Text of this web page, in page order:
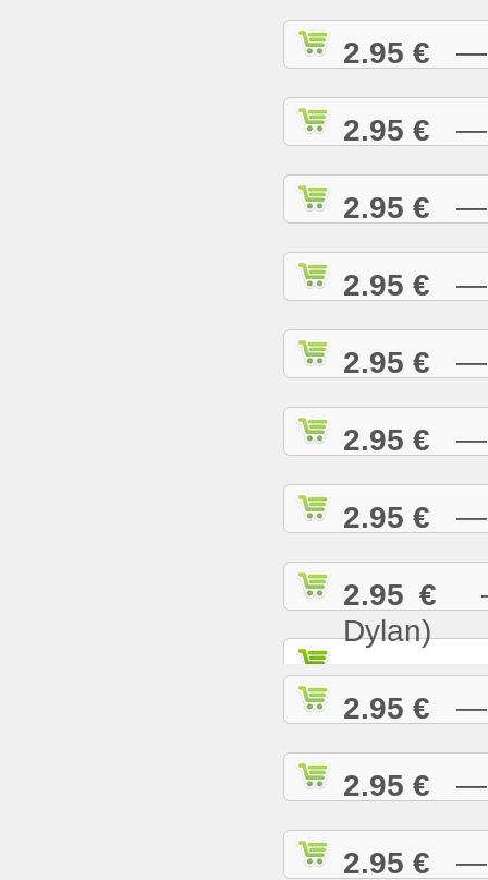
2.95 € —
2.95 € —
2.95 € —
2.95 € —
2.95 € —
2.95 € —
2.95 € —
2.95 € —
Dylan)
2.95 € —
2.95 € —
2.95 € —